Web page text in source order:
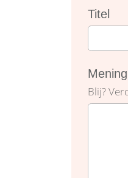
Titel
Mening
Blij?